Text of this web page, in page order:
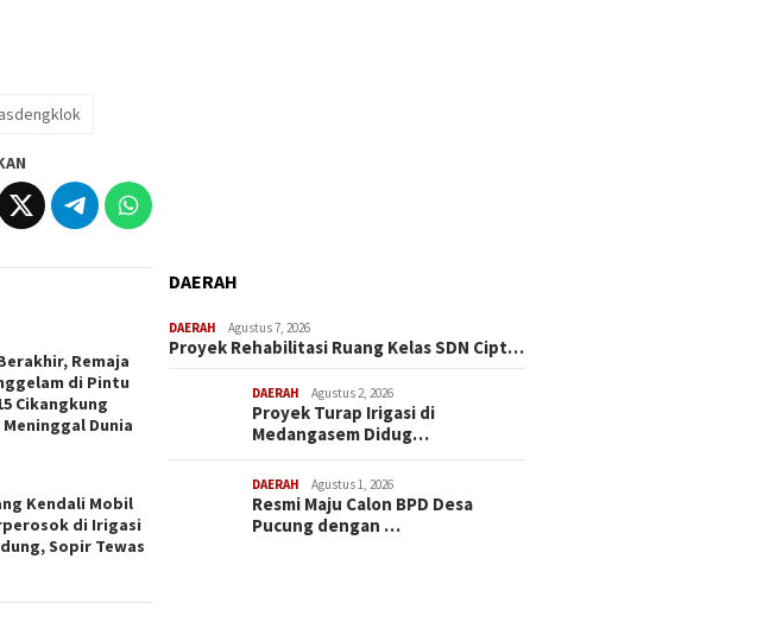
Remaja
di Pintu
Cikangkung
Dunia
Kendali Mobil
di Irigasi
Sopir Tewas
DAERAH
DAERAH Agustus 7, 2026
Proyek Rehabilitasi Ruang Kelas SDN Cipt…
DAERAH Agustus 2, 2026
Proyek Turap Irigasi di
Medangasem Didug…
DAERAH Agustus 1, 2026
Resmi Maju Calon BPD Desa
Pucung dengan …